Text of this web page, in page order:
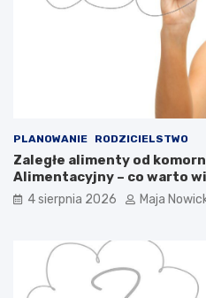
PLANOWANIE RODZICIELSTWO
Zaległe alimenty od
Alimentacyjny – co warto
4 sierpnia 2026 Maja